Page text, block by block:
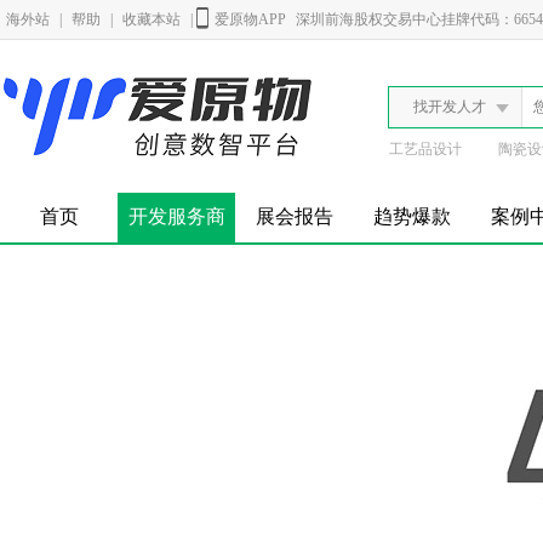
海外站 帮助 收藏本站 爱原物APP 深圳前海股权交易中心挂牌代码：
找开发人才
工艺品设计 陶瓷
首页 开发服务商 展会报告 趋势爆款 案例